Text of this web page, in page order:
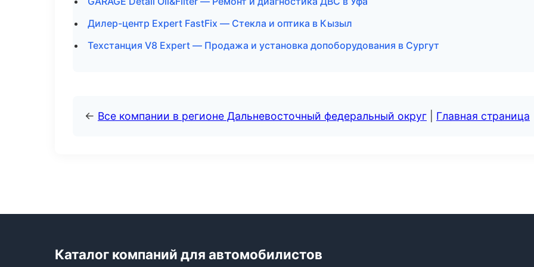
Дилер-центр Expert FastFix — Стекла и оптика в Кызыл
Техстанция V8 Expert — Продажа и установка допоборудования в Сургут
← Все компании в регионе Дальневосточный федеральный округ Главная страница
Каталог компаний для автомобилистов